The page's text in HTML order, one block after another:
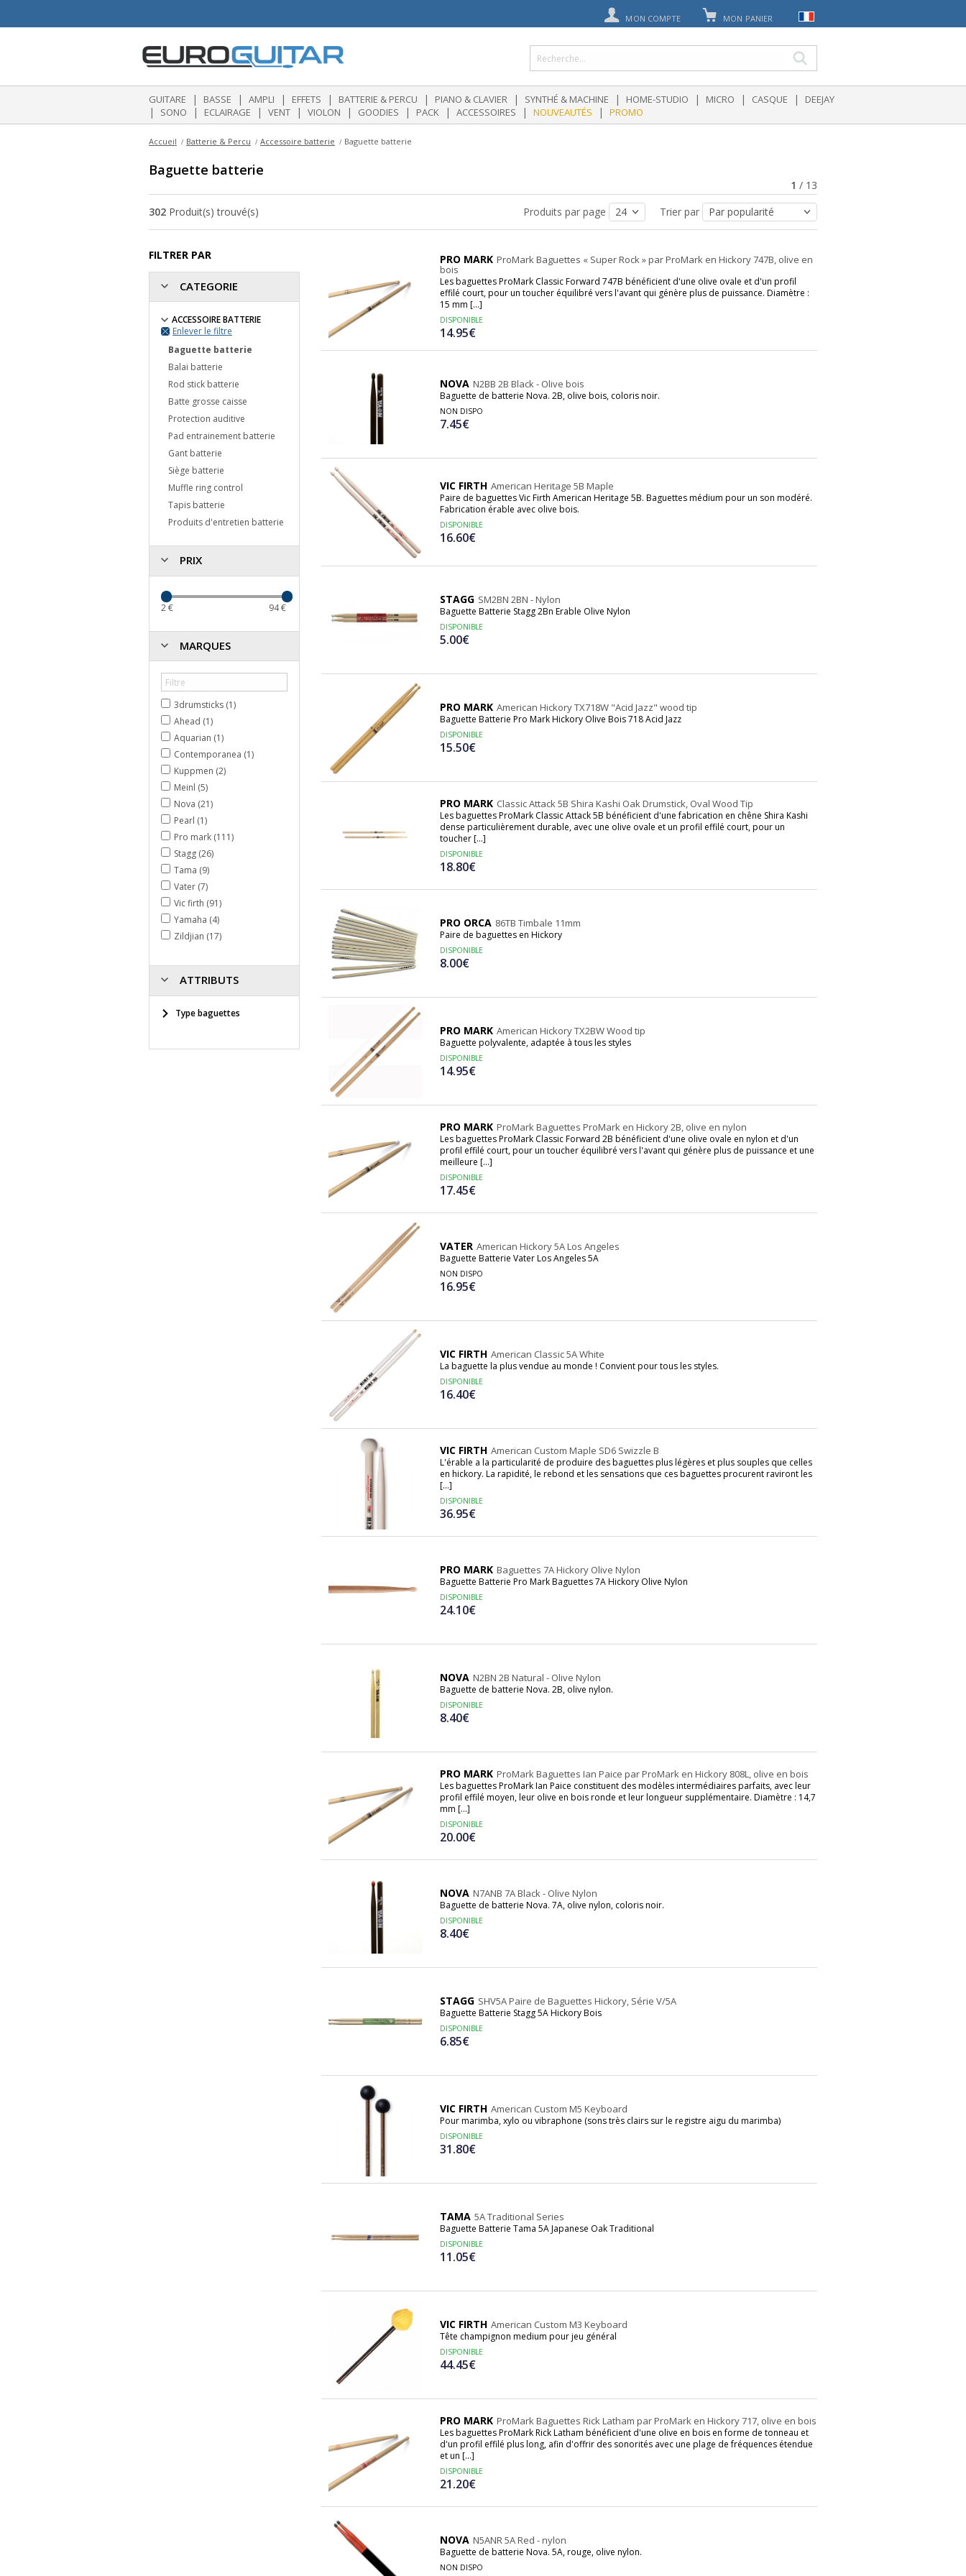
MON COMPTE MON PANIER
GUITARE | BASSE | AMPLI | EFFETS | BATTERIE & PERCU | PIANO & CLAVIER | SYNTHÉ & MACHINE | HOME-STUDIO | MICRO | CASQUE | DEEJAY
| SONO | ECLAIRAGE | VENT | VIOLON | GOODIES | PACK | ACCESSOIRES | NOUVEAUTÉS | PROMO
Accueil Batterie & Percu Accessoire batterie Baguette batterie
Baguette batterie
1 / 13
302 Produit(s) trouvé(s) Produits par page Trier par
FILTRER PAR
CATEGORIE
ACCESSOIRE BATTERIE
Enlever le filtre
Baguette batterie
Balai batterie
Rod stick batterie
Batte grosse caisse
Protection auditive
Pad entrainement batterie
Gant batterie
Siège batterie
Muffle ring control
Tapis batterie
Produits d'entretien batterie
PRIX
2€ 94€
MARQUES
3drumsticks (1)
Ahead (1)
Aquarian (1)
Contemporanea (1)
Kuppmen (2)
Meinl (5)
Nova (21)
Pearl (1)
Pro mark (111)
Stagg (26)
Tama (9)
Vater (7)
Vic firth (91)
Yamaha (4)
Zildjian (17)
ATTRIBUTS
Type baguettes
PRO MARK ProMark Baguettes « Super Rock » par ProMark en Hickory 747B, olive en
bois
Les baguettes ProMark Classic Forward 747B bénéficient d'une olive ovale et d'un profil
effilé court, pour un toucher équilibré vers l'avant qui génère plus de puissance. Diamètre :
15 mm [...]
DISPONIBLE
14.95€
NOVA N2BB 2B Black - Olive bois
Baguette de batterie Nova. 2B, olive bois, coloris noir.
NON DISPO
7.45€
VIC FIRTH American Heritage 5B Maple
Paire de baguettes Vic Firth American Heritage 5B. Baguettes médium pour un son modéré.
Fabrication érable avec olive bois.
DISPONIBLE
16.60€
STAGG SM2BN 2BN - Nylon
Baguette Batterie Stagg 2Bn Erable Olive Nylon
DISPONIBLE
5.00€
PRO MARK American Hickory TX718W "Acid Jazz" wood tip
Baguette Batterie Pro Mark Hickory Olive Bois 718 Acid Jazz
DISPONIBLE
15.50€
PRO MARK Classic Attack 5B Shira Kashi Oak Drumstick, Oval Wood Tip
Les baguettes ProMark Classic Attack 5B bénéficient d'une fabrication en chêne Shira Kashi
dense particulièrement durable, avec une olive ovale et un profil effilé court, pour un
toucher [...]
DISPONIBLE
18.80€
PRO ORCA 86TB Timbale 11mm
Paire de baguettes en Hickory
DISPONIBLE
8.00€
PRO MARK American Hickory TX2BW Wood tip
Baguette polyvalente, adaptée à tous les styles
DISPONIBLE
14.95€
PRO MARK ProMark Baguettes ProMark en Hickory 2B, olive en nylon
Les baguettes ProMark Classic Forward 2B bénéficient d'une olive ovale en nylon et d'un
profil effilé court, pour un toucher équilibré vers l'avant qui génère plus de puissance et une
meilleure [...]
DISPONIBLE
17.45€
VATER American Hickory 5A Los Angeles
Baguette Batterie Vater Los Angeles 5A
NON DISPO
16.95€
VIC FIRTH American Classic 5A White
La baguette la plus vendue au monde ! Convient pour tous les styles.
DISPONIBLE
16.40€
VIC FIRTH American Custom Maple SD6 Swizzle B
L'érable a la particularité de produire des baguettes plus légères et plus souples que celles
en hickory. La rapidité, le rebond et les sensations que ces baguettes procurent raviront les
[...]
DISPONIBLE
36.95€
PRO MARK Baguettes 7A Hickory Olive Nylon
Baguette Batterie Pro Mark Baguettes 7A Hickory Olive Nylon
DISPONIBLE
24.10€
NOVA N2BN 2B Natural - Olive Nylon
Baguette de batterie Nova. 2B, olive nylon.
DISPONIBLE
8.40€
PRO MARK ProMark Baguettes Ian Paice par ProMark en Hickory 808L, olive en bois
Les baguettes ProMark Ian Paice constituent des modèles intermédiaires parfaits, avec leur
profil effilé moyen, leur olive en bois ronde et leur longueur supplémentaire. Diamètre : 14,7
mm [...]
DISPONIBLE
20.00€
NOVA N7ANB 7A Black - Olive Nylon
Baguette de batterie Nova. 7A, olive nylon, coloris noir.
DISPONIBLE
8.40€
STAGG SHV5A Paire de Baguettes Hickory, Série V/5A
Baguette Batterie Stagg 5A Hickory Bois
DISPONIBLE
6.85€
VIC FIRTH American Custom M5 Keyboard
Pour marimba, xylo ou vibraphone (sons très clairs sur le registre aigu du marimba)
DISPONIBLE
31.80€
TAMA 5A Traditional Series
Baguette Batterie Tama 5A Japanese Oak Traditional
DISPONIBLE
11.05€
VIC FIRTH American Custom M3 Keyboard
Tête champignon medium pour jeu général
DISPONIBLE
44.45€
PRO MARK ProMark Baguettes Rick Latham par ProMark en Hickory 717, olive en bois
Les baguettes ProMark Rick Latham bénéficient d'une olive en bois en forme de tonneau et
d'un profil effilé plus long, afin d'offrir des sonorités avec une plage de fréquences étendue
et un [...]
DISPONIBLE
21.20€
NOVA N5ANR 5A Red - nylon
Baguette de batterie Nova. 5A, rouge, olive nylon.
NON DISPO